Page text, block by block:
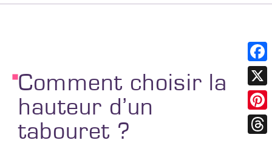
Comment choisir la
hauteur d’un
tabouret ?
X